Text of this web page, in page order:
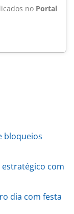
no Portal
bloqueios
com
dia com festa